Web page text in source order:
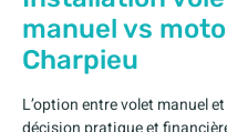
manuel vs
Charpieu
L’option entre volet manuel